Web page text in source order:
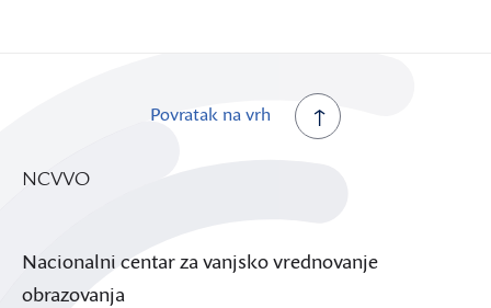
Povratak na vrh
NCVVO
Nacionalni centar za vanjsko vrednovanje
obrazovanja